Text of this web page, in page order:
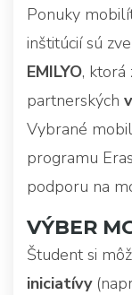
Ponuky
inštitúcií sú
EMILYO, ktorá
partnerských
Vybrané
programu
podporu na
VÝBER
Študent si
iniciatívy